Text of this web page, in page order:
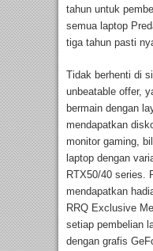
tahun untuk
semua laptop
tiga tahun pasti
Tidak berhenti di
unbeatable offer,
bermain dengan
mendapatkan
monitor gaming,
laptop dengan
RTX50/40 series.
mendapatkan
RRQ Exclusive
setiap pembelian
dengan grafis